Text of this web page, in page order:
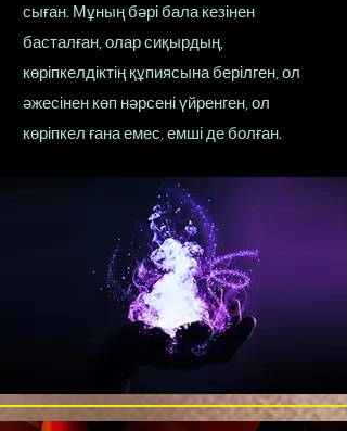
сыған. Мұның бәрі бала кезінен
басталған, олар сиқырдың,
көріпкелдіктің құпиясына берілген, ол
әжесінен көп нәрсені үйренген, ол
көріпкел ғана емес, емші де болған.